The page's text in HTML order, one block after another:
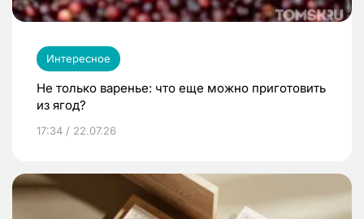
Интересное
Не только варенье: что еще можно приготовить
из ягод?
17:34 / 22.07.26